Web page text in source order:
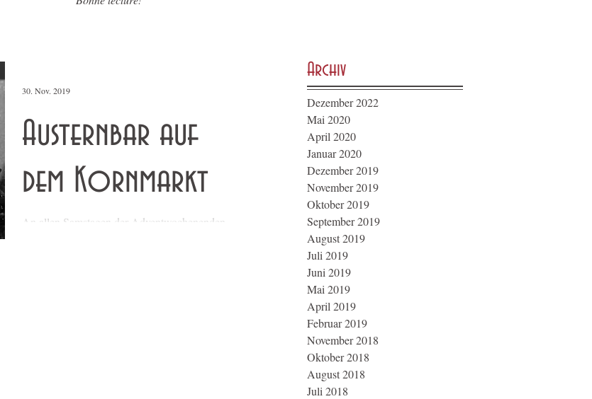
Austernbar auf
dem Kornmarkt
An allen Samstagen der Adventwochenenden
30. Nov. 2019
Archiv
Dezember 2022
Mai 2020
April 2020
Januar 2020
Dezember 2019
November 2019
Oktober 2019
September 2019
August 2019
Juli 2019
Juni 2019
Mai 2019
April 2019
Februar 2019
November 2018
Oktober 2018
August 2018
Juli 2018